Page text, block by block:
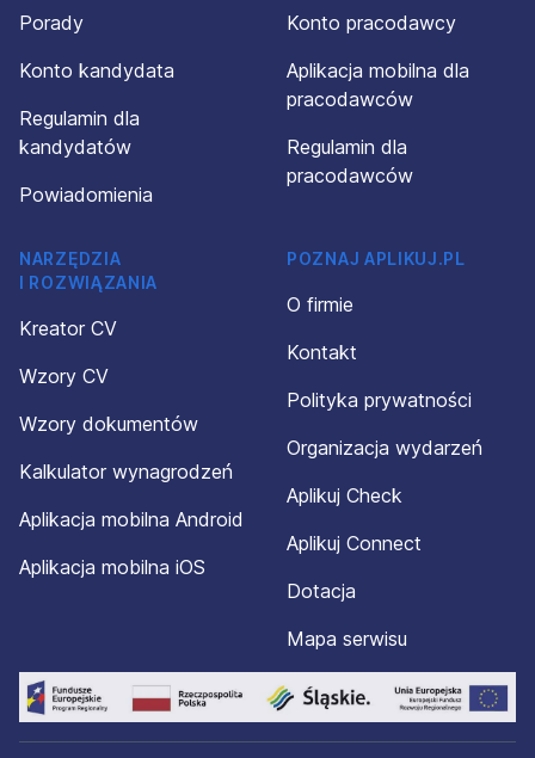
Porady
Konto kandydata
Regulamin dla
kandydatów
Powiadomienia
Konto pracodawcy
Aplikacja mobilna dla
pracodawców
Regulamin dla
pracodawców
NARZĘDZIA
I ROZWIĄZANIA
Kreator CV
Wzory CV
Wzory dokumentów
Kalkulator wynagrodzeń
Aplikacja mobilna Android
Aplikacja mobilna iOS
POZNAJ APLIKUJ.PL
O firmie
Kontakt
Polityka prywatności
Organizacja wydarzeń
Aplikuj Check
Aplikuj Connect
Dotacja
Mapa serwisu